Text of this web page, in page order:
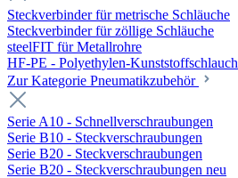
Steckverbinder für metrische Schläuche
Steckverbinder für zöllige Schläuche
steelFIT für Metallrohre
HF-PE - Polyethylen-Kunststoffschlauch
Zur Kategorie Pneumatikzubehör
Serie A10 - Schnellverschraubungen
Serie B10 - Steckverschraubungen
Serie B20 - Steckverschraubungen
Serie B20 - Steckverschraubungen neu